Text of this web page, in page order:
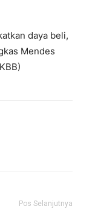
Siber
daya beli,
Mendes
Pos Selanjutnya